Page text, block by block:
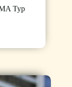
Typ